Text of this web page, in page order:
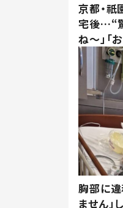
京都・
宅後…“
ね～」「
胸部に
ません